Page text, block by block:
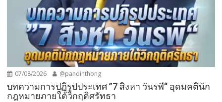
07/08/2026 @pandinthong
บทความการปฏิรูปประเทศ ”7 สิงหา วันรพี“ อุดมคตินัก
กฎหมายภายใต้วิกฤติศรัทธา